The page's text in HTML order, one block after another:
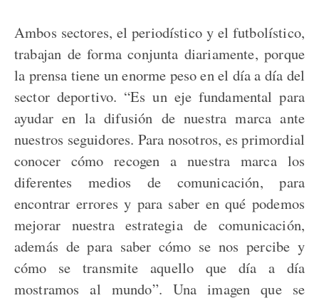
Ambos sectores, el periodístico y el futbolístico,
trabajan de forma conjunta diariamente, porque
la prensa tiene un enorme peso en el día a día del
sector deportivo. “Es un eje fundamental para
ayudar en la difusión de nuestra marca ante
nuestros seguidores. Para nosotros, es primordial
conocer cómo recogen a nuestra marca los
diferentes medios de comunicación, para
encontrar errores y para saber en qué podemos
mejorar nuestra estrategia de comunicación,
además de para saber cómo se nos percibe y
cómo se transmite aquello que día a día
mostramos al mundo”. Una imagen que se